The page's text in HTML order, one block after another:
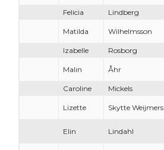
Felicia Lindberg
Matilda Wilhelmsson
Izabelle Rosborg
Malin Åhr
Caroline Mickels
Lizette Skytte Weijmers
Elin Lindahl